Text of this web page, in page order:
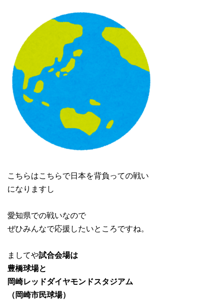
こちらはこちらで日本を背負っての戦い
になりますし
愛知県での戦いなので
ぜひみんなで応援したいところですね。
ましてや試合会場は
豊橋球場と
岡崎レッドダイヤモンドスタジアム
（岡崎市民球場）